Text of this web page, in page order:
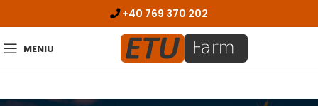
+40 769 370 202
MENIU